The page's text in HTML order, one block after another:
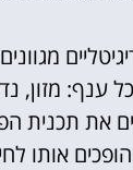
ענף: מזון,
את תכנית
אותו